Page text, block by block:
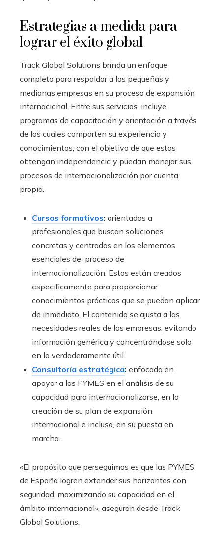
Estrategias a medida para
lograr el éxito global
Track Global Solutions brinda un enfoque
completo para respaldar a las pequeñas y
medianas empresas en su proceso de expansión
internacional. Entre sus servicios, incluye
programas de capacitación y orientación a través
de los cuales comparten su experiencia y
conocimientos, con el objetivo de que estas
obtengan independencia y puedan manejar sus
procesos de internacionalización por cuenta
propia.
Cursos formativos: orientados a
profesionales que buscan soluciones
concretas y centradas en los elementos
esenciales del proceso de
internacionalización. Estos están creados
específicamente para proporcionar
conocimientos prácticos que se puedan aplicar
de inmediato. El contenido se ajusta a las
necesidades reales de las empresas, evitando
información genérica y concentrándose solo
en lo verdaderamente útil.
Consultoría estratégica: enfocada en
apoyar a las PYMES en el análisis de su
capacidad para internacionalizarse, en la
creación de su plan de expansión
internacional e incluso, en su puesta en
marcha.
«El propósito que perseguimos es que las PYMES
de España logren extender sus horizontes con
seguridad, maximizando su capacidad en el
ámbito internacional», aseguran desde Track
Global Solutions.